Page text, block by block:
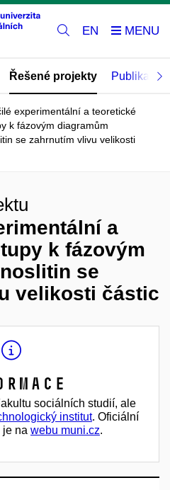
EN
Řešené projekty Publikace
experimentální a teoretické
k fázovým diagramům
se zahrnutím vlivu velikosti
a
k fázovým
se
velikosti částic
sociálních studií, ale
institut. Oficiální
je na webu muni.cz.